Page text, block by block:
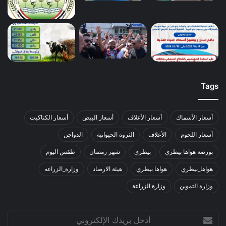
Tags
أسعار الأسماك أسعار الأعلاف أسعار البيض أسعار الكتاكيت
أسعار اللحوم الأعلاف الثروة الحيوانية الدواجن
بورصة هواها بيطري بيطري شهر رمضان طقس اليوم
هواها_بيطري هواها بيطري هيئة الارصاد وزارة_الزراعه
وزارة التموين وزارة الزراعة